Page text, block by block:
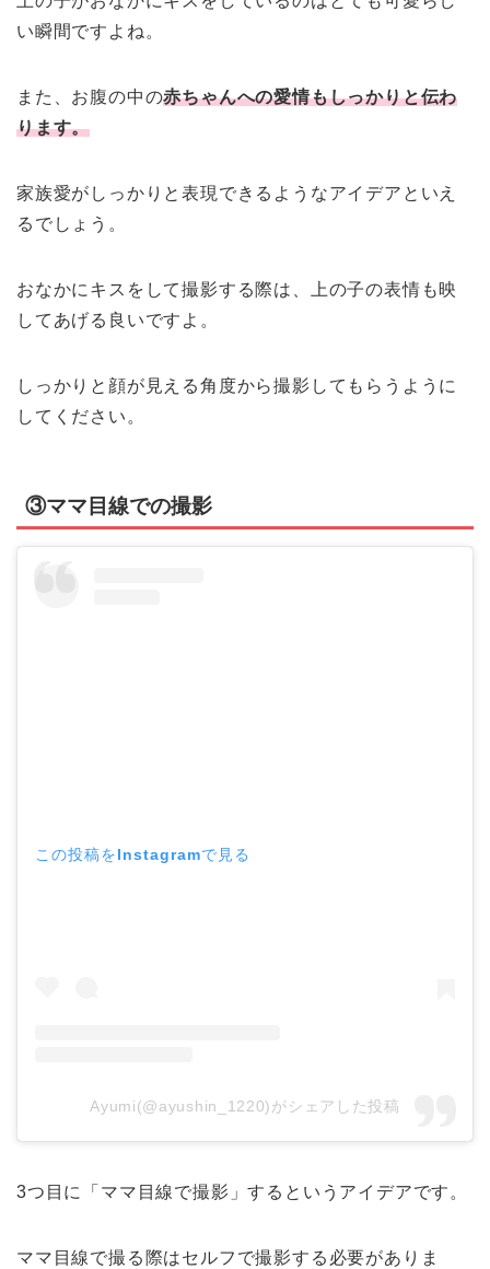
い瞬間ですよね。
また、お腹の中の赤ちゃんへの愛情もしっかりと伝わ
ります。
家族愛がしっかりと表現できるようなアイデアといえ
るでしょう。
おなかにキスをして撮影する際は、上の子の表情も映
してあげる良いですよ。
しっかりと顔が見える角度から撮影してもらうように
してください。
③ママ目線での撮影
この投稿をInstagramで見る
Ayumi(@ayushin_1220)がシェアした投稿
3つ目に「ママ目線で撮影」するというアイデアです。
ママ目線で撮る際はセルフで撮影する必要がありま